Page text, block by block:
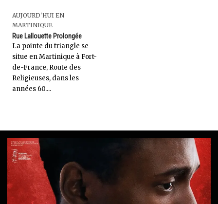
AUJOURD'HUI EN
MARTINIQUE
Rue Lallouette Prolongée
La pointe du triangle se
situe en Martinique à Fort-
de-France, Route des
Religieuses, dans les
années 60....